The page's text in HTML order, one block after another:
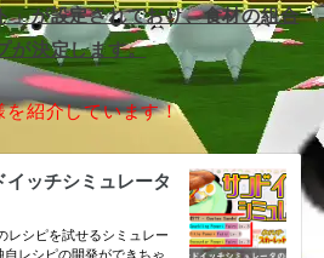
」が設定されており、食材の組合
が決定します。
紹介しています！